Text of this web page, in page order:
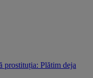
prostituția: Plătim deja